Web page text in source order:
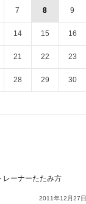
7 8 9
14 15 16
21 22 23
28 29 30
レーナーたたみ方
2011年12月27日